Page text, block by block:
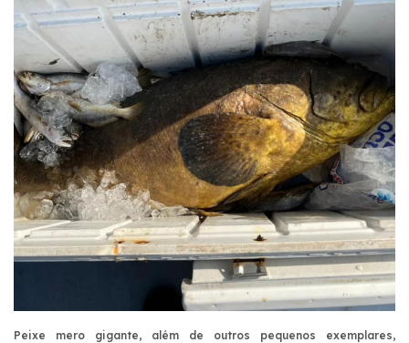
Peixe mero gigante, além de outros pequenos exemplares,